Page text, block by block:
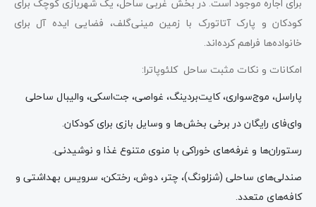
کودکان و پارک آتاتورک با زمین مینی‌گلف، فضایی ایده آل برای
خانواده‌ها فراهم کرده‌اند.
امکانات و نکات مثبت ساحل کلئوپاترا:
پاراسل، موج‌سواری، کایت‌بردینگ، غواصی، جت‌اسکی، والیبال ساحلی
وای‌فای رایگان در برخی بخش‌ها و وسایل بازی برای کودکان.
رستوران‌ها و غرفه‌های خوراکی با منوی متنوع غذا و نوشیدنی.
صندلی‌های ساحلی (شزلونگ)، چتر، دوش، رختکن، سرویس بهداشتی و
کافه‌های متعدد.